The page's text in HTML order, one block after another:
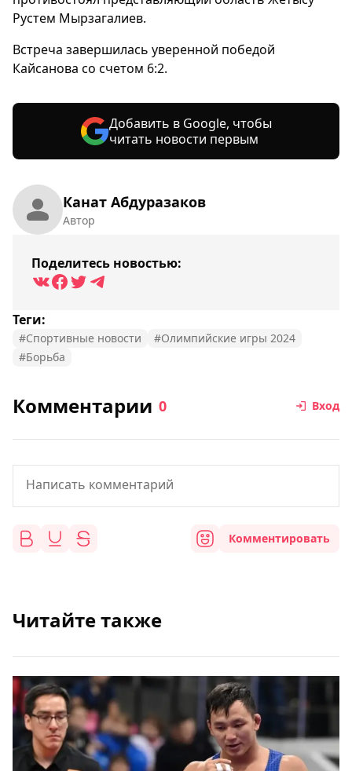
Канат Абдуразаков
Автор
Поделитесь новостью:
Теги:
#Спортивные новости
#Олимпийские игры 2024
#Борьба
Рустем Мырзагалиев.
Встреча завершилась уверенной победой
Кайсанова со счетом 6:2.
Добавить в Google, чтобы
читать новости первым
Комментарии 0 Вход
Комментировать
Читайте также